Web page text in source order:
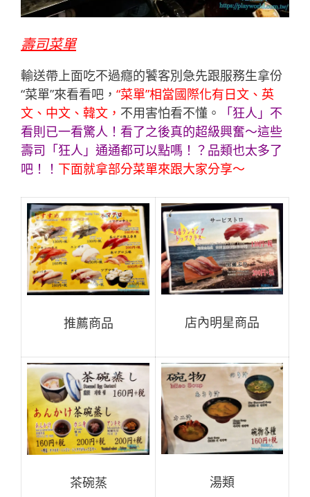
壽司菜單
輸送帶上面吃不過癮的饕客別急先跟服務生拿份
“菜單”來看看吧， “菜單”相當國際化有日文、英
文、中文、韓文， 不用害怕看不懂。 「狂人 」不
看則已一看驚人！看了之後真的超級興奮～這些
壽司「狂人 」通通都可以點嗎！？品類也太多了
吧！！ 下面就拿部分菜單來跟大家分享～
推薦商品 店內明星商品
茶碗蒸 湯類